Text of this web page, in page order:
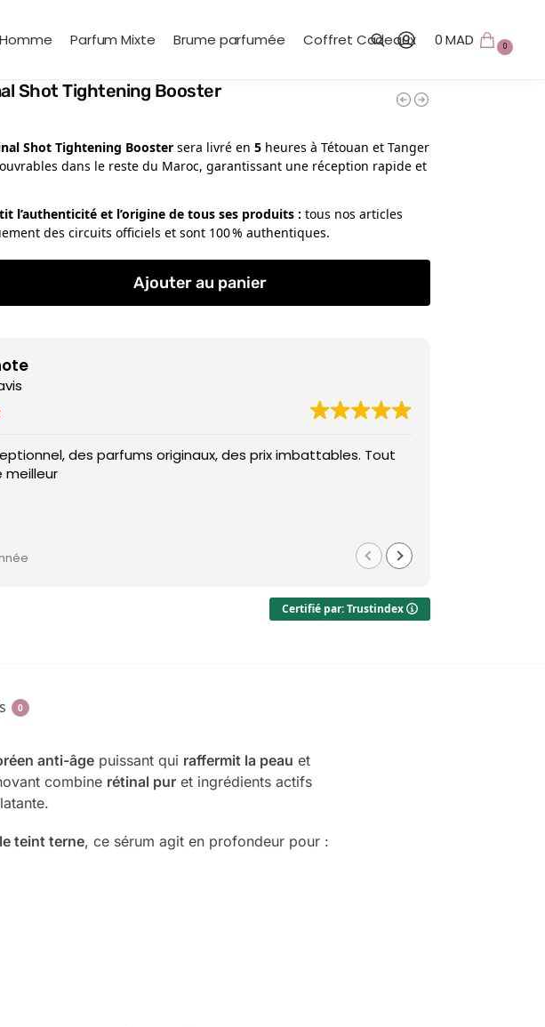
Parfum Mixte Brume parfumée Coffret Cadeaux
Recherche
0MAD 0
Shot Tightening Booster
Shot Tightening Booster sera livré en 5 heures à Tétouan et Tanger
dans le reste du Maroc, garantissant une réception rapide et
l’authenticité et l’origine de tous ses produits : tous nos articles
des circuits officiels et sont 100 % authentiques.
Ajouter au panier
des parfums originaux, des prix imbattables. Tout
meilleur
Certifié par: Trustindex
0
anti-âgepuissant qui raffermit la peau et
combine rétinal puret ingrédients actifs
teint terne, ce sérum agit en profondeur pour :